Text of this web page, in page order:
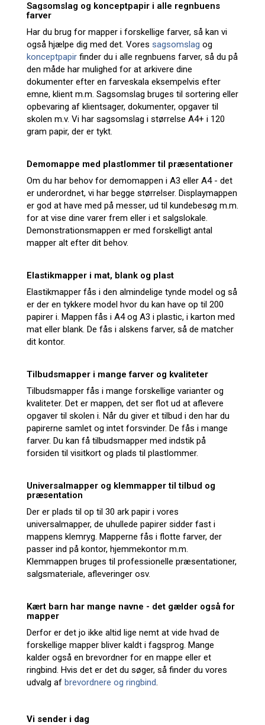
Sagsomslag og konceptpapir i alle regnbuens
farver
Har du brug for mapper i forskellige farver, så kan vi
også hjælpe dig med det. Vores sagsomslag og
konceptpapir finder du i alle regnbuens farver, så du på
den måde har mulighed for at arkivere dine
dokumenter efter en farveskala eksempelvis efter
emne, klient m.m. Sagsomslag bruges til sortering eller
opbevaring af klientsager, dokumenter, opgaver til
skolen m.v. Vi har sagsomslag i størrelse A4+ i 120
gram papir, der er tykt.
Demomappe med plastlommer til præsentationer
Om du har behov for demomappen i A3 eller A4 - det
er underordnet, vi har begge størrelser. Displaymappen
er god at have med på messer, ud til kundebesøg m.m.
for at vise dine varer frem eller i et salgslokale.
Demonstrationsmappen er med forskelligt antal
mapper alt efter dit behov.
Elastikmapper i mat, blank og plast
Elastikmapper fås i den almindelige tynde model og så
er der en tykkere model hvor du kan have op til 200
papirer i. Mappen fås i A4 og A3 i plastic, i karton med
mat eller blank. De fås i alskens farver, så de matcher
dit kontor.
Tilbudsmapper i mange farver og kvaliteter
Tilbudsmapper fås i mange forskellige varianter og
kvaliteter. Det er mappen, det ser flot ud at aflevere
opgaver til skolen i. Når du giver et tilbud i den har du
papirerne samlet og intet forsvinder. De fås i mange
farver. Du kan få tilbudsmapper med indstik på
forsiden til visitkort og plads til plastlommer.
Universalmapper og klemmapper til tilbud og
præsentation
Der er plads til op til 30 ark papir i vores
universalmapper, de uhullede papirer sidder fast i
mappens klemryg. Mapperne fås i flotte farver, der
passer ind på kontor, hjemmekontor m.m.
Klemmappen bruges til professionelle præsentationer,
salgsmateriale, afleveringer osv.
Kært barn har mange navne - det gælder også for
mapper
Derfor er det jo ikke altid lige nemt at vide hvad de
forskellige mapper bliver kaldt i fagsprog. Mange
kalder også en brevordner for en mappe eller et
ringbind. Hvis det er det du søger, så finder du vores
udvalg af brevordnere og ringbind.
Vi sender i dag